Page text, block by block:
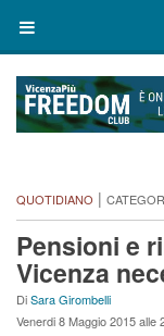
QUOTIDIANO |
Pensioni e
Vicenza
DiSara Girombelli
Venerdi 8 Maggio 2015 alle